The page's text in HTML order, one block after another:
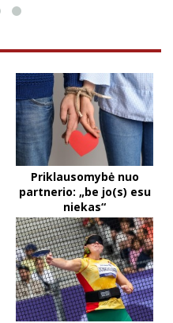
Priklausomybė nuo
partnerio: „be jo(s) esu
niekas“